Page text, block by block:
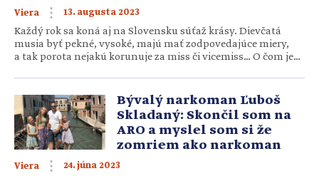
Viera 13. augusta 2023
Každý rok sa koná aj na Slovensku súťaž krásy. Dievčatá
musia byť pekné, vysoké, majú mať zodpovedajúce miery,
a tak porota nejakú korunuje za miss či vicemiss… O čom je
o skutočnej kráse dievčaťa, tak sa zrejme nebudeme vôbec
zaoberať výškou, váhou ani dokonalými mierami. Určite
nedáme disciplínu promenáda v plavkách […]
Bývalý narkoman Ľuboš
Skladaný: Skončil som na
ARO a myslel som si že
zomriem ako narkoman
Viera 24. júna 2023